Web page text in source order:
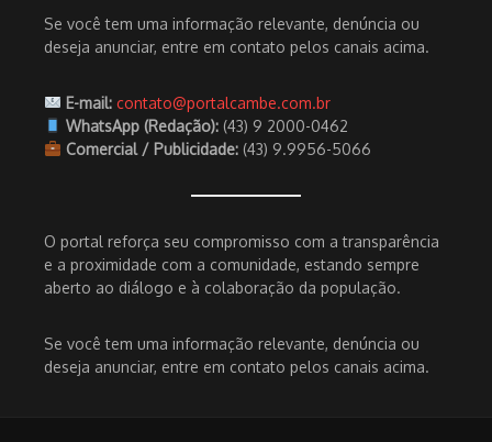
Se você tem uma informação relevante, denúncia ou
deseja anunciar, entre em contato pelos canais acima.
E-mail: contato@portalcambe.com.br
WhatsApp (Redação):(43) 9 2000-0462
Comercial / Publicidade:(43) 9.9956-5066
O portal reforça seu compromisso com a transparência
e a proximidade com a comunidade, estando sempre
aberto ao diálogo e à colaboração da população.
Se você tem uma informação relevante, denúncia ou
deseja anunciar, entre em contato pelos canais acima.